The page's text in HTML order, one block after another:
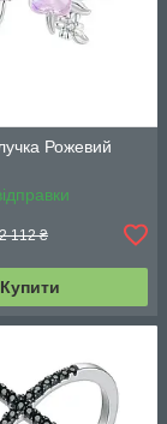
Рожевий
2 112 ₴
Купити